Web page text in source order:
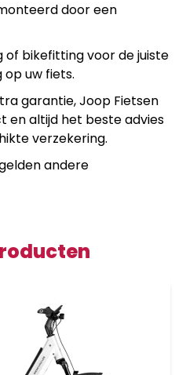
door een
of bikefitting voor de juiste
uw fiets.
garantie, Joop Fietsen
en altijd het beste advies
verzekering.
andere